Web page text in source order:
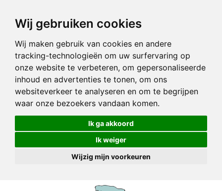
Wij gebruiken cookies
Wij maken gebruik van cookies en andere
tracking-technologieën om uw surfervaring op
onze website te verbeteren, om gepersonaliseerde
inhoud en advertenties te tonen, om ons
websiteverkeer te analyseren en om te begrijpen
waar onze bezoekers vandaan komen.
Ik ga akkoord
Ik weiger
Wijzig mijn voorkeuren
direct
hoofdinhoud